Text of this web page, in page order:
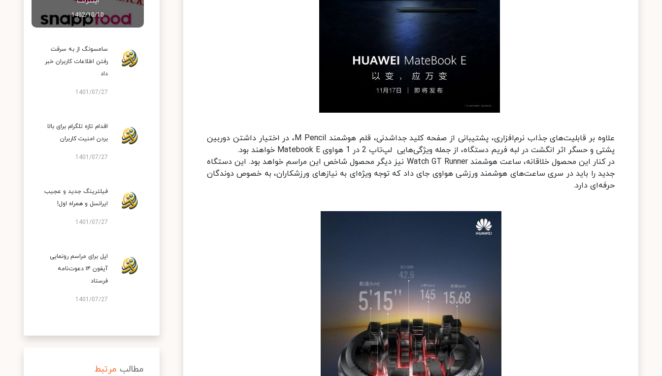
علاوه بر قابلیت‌های جذاب نرم‌افزاری، پشتیبانی از صفحه‌ کلید جداشدنی، قلم هوشمند M Pencil، در اختیار داشتن دوربین
پشتی و حسگر اثر انگشت در لبه فریم دستگاه، از جمله ویژگی‌هایی لپ‌تاپ 2 در 1 هواوی Matebook E خواهند بود.
در کنار این محصول خلاقانه، ساعت هوشمند Watch GT Runner نیز دیگر محصول شاخص این مراسم خواهد بود. این دستگاه
جدید را باید در سری ساعت‌های هوشمند ورزشی هواوی جای داد که توجه ویژه‌ای به نیازهای ورزشکاران، به خصوص دوندگان
حرفه‌ای دارد.
1402/10/10
سامسونگ از به سرقت
رفتن اطلاعات کاربران خبر
داد
1401/07/27
اقدام تازه تلگرام برای بالا
بردن امنیت کاربران
1401/07/27
فیلترینگ جدید و عجیب
ایرانسل و همراه اول!
1401/07/27
اپل برای مراسم رونمایی
آیفون ۱۴ دعوت‌نامه
فرستاد
1401/07/27
مطالب مرتبط